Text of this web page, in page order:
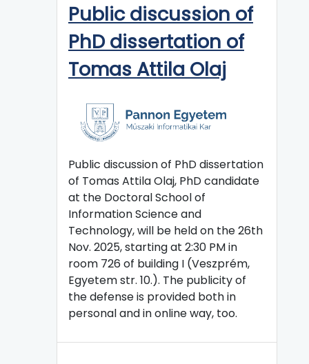
Public discussion of
PhD dissertation of
Tomas Attila Olaj
Public discussion of PhD dissertation
of Tomas Attila Olaj, PhD candidate
at the Doctoral School of
Information Science and
Technology, will be held on the 26th
Nov. 2025, starting at 2:30 PM in
room 726 of building I (Veszprém,
Egyetem str. 10.). The publicity of
the defense is provided both in
personal and in online way, too.